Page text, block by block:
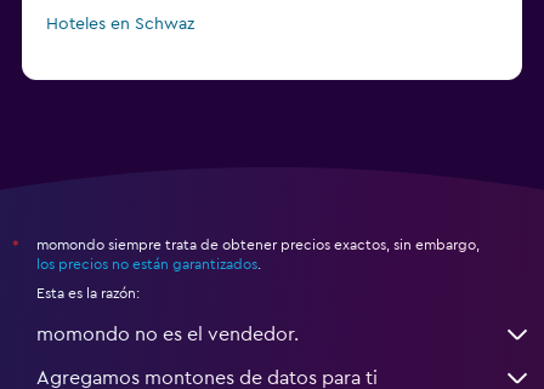
Hoteles en Schwaz
*
momondo siempre trata de obtener precios exactos, sin embargo,
los precios no están garantizados
Esta es la razón:
momondo no es el vendedor.
Agregamos montones de datos para ti